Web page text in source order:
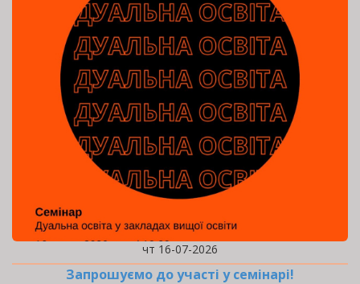
чт 16-07-2026
Запрошуємо до участі у семінарі!